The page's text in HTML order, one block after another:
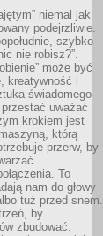
niemal jak
podejrzliwie.
szybko
nie robisz?”.
może być
kreatywność i
świadomego
uważać
krokiem jest
którą
przerw, by
To
nam do głowy
tuż przed snem.
by
zbudować.